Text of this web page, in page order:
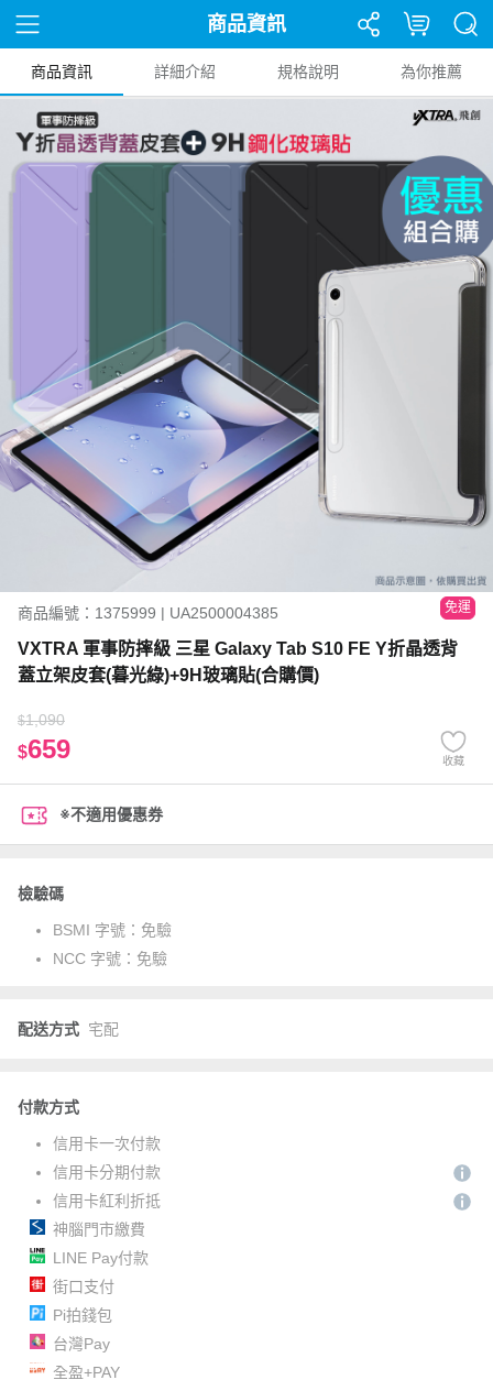
商品資訊
商品資訊 詳細介紹 規格說明 為你推薦
商品編號：1375999 | UA2500004385 免運
VXTRA 軍事防摔級 三星 Galaxy Tab S10 FE Y折晶透背
蓋立架皮套(暮光綠)+9H玻璃貼(合購價)
$1,090
$659 收藏
※不適用優惠券
檢驗碼
BSMI 字號： 免驗
NCC 字號： 免驗
配送方式 宅配
付款方式
信用卡一次付款
信用卡分期付款
信用卡紅利折抵
神腦門市繳費
LINE Pay付款
街口支付
Pi拍錢包
台灣Pay
全盈+PAY